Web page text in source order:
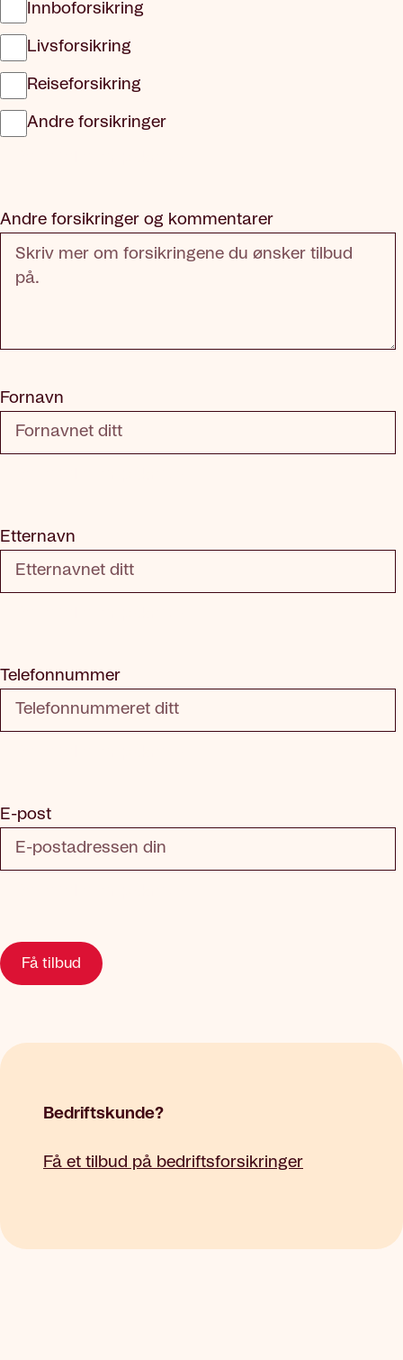
Innboforsikring
Livsforsikring
Reiseforsikring
Andre forsikringer
Andre forsikringer og kommentarer
Fornavn
Etternavn
Telefonnummer
E-post
Få tilbud
Bedriftskunde?
Få et tilbud på bedriftsforsikringer